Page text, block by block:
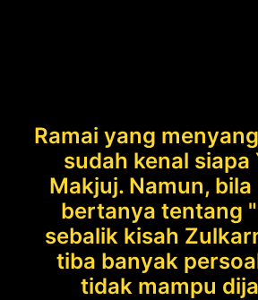
Ramai yang
sudah kenal siapa
Makjuj. Namun,
bertanya tentang
sebalik kisah
tiba banyak
tidak mampu